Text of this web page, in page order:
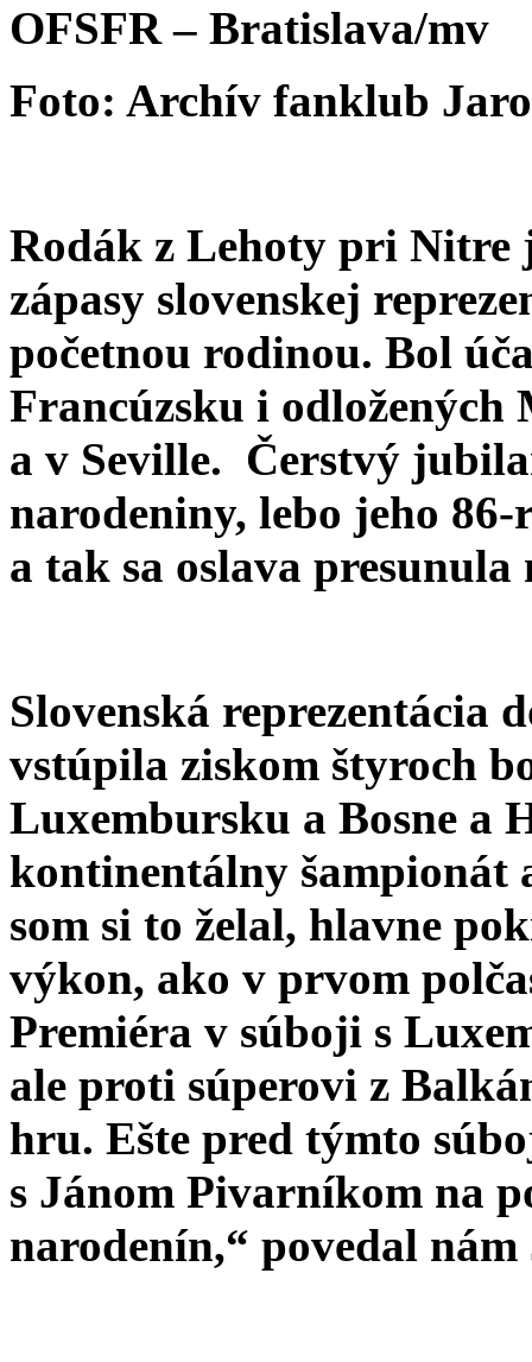
OFSFR – Bratislava/mv
Foto: Archív fanklub
Rodák z Lehoty pri Nitre
zápasy slovenskej
početnou rodinou. Bol
Francúzsku i odložených
a v Seville. Čerstvý
narodeniny, lebo jeho
a tak sa oslava
Slovenská reprezentácia
vstúpila ziskom štyroch
Luxembursku a Bosne a
kontinentálny
som si to želal, hlavne
výkon, ako v prvom
Premiéra v súboji s
ale proti súperovi z
hru. Ešte pred týmto
s Jánom Pivarníkom na
narodenín,“ povedal nám